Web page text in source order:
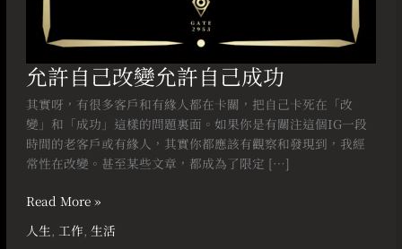
允許自己改變允許自己成功
其實呀，有很多客戶和有緣人都在卡關，把自己卡死在「改
變」和「成功」這樣的問題裏面。如果你是有關注這個IG一段
時間的老客戶或有緣人，其實你都應該有觀察和發現到，我經
常性在改變。甚至某些文章，都成為了限定 […]
Read More »
人生,工作,生活